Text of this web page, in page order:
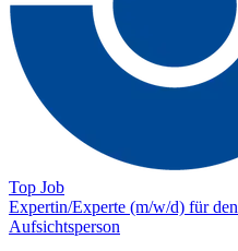
Top Job
Expertin/Experte (m/w/d) für
Aufsichtsperson